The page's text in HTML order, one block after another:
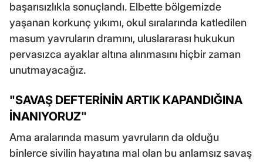
başarısızlıkla sonuçlandı. Elbette bölgemizde
yaşanan korkunç yıkımı, okul sıralarında katledilen
masum yavruların dramını, uluslararası hukukun
pervasızca ayaklar altına alınmasını hiçbir zaman
unutmayacağız.
"SAVAŞ DEFTERİNİN ARTIK KAPANDIĞINA
İNANIYORUZ"
Ama aralarında masum yavruların da olduğu
binlerce sivilin hayatına mal olan bu anlamsız savaş